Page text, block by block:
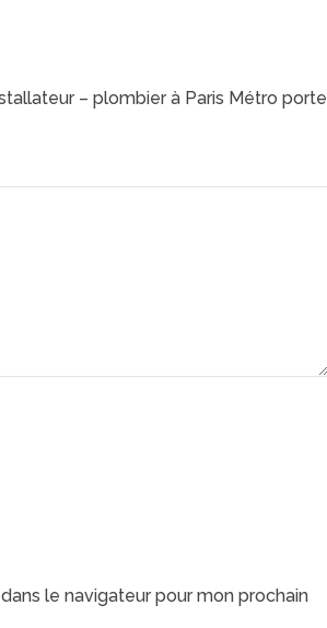
– plombier à Paris Métro porte
le navigateur pour mon prochain